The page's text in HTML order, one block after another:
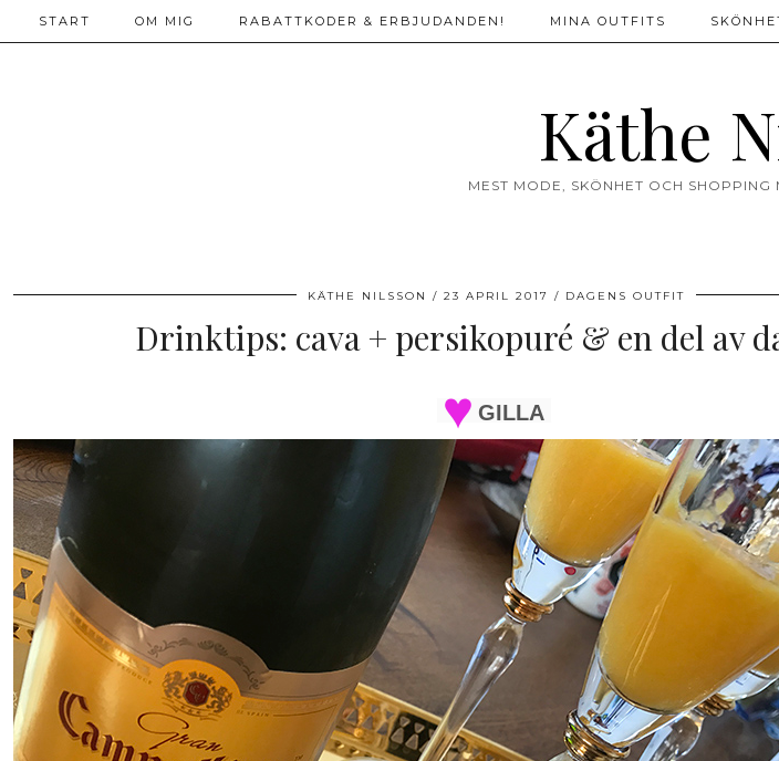
Käthe
MEST MODE, SKÖNHET OCH
START OM MIG RABATTKODER & ERBJUDANDEN! MINA OUTFITS
KÄTHE NILSSON 23 APRIL 2017 DAGENS OUTFIT
Drinktips: cava + persikopuré & en del av
GILLA